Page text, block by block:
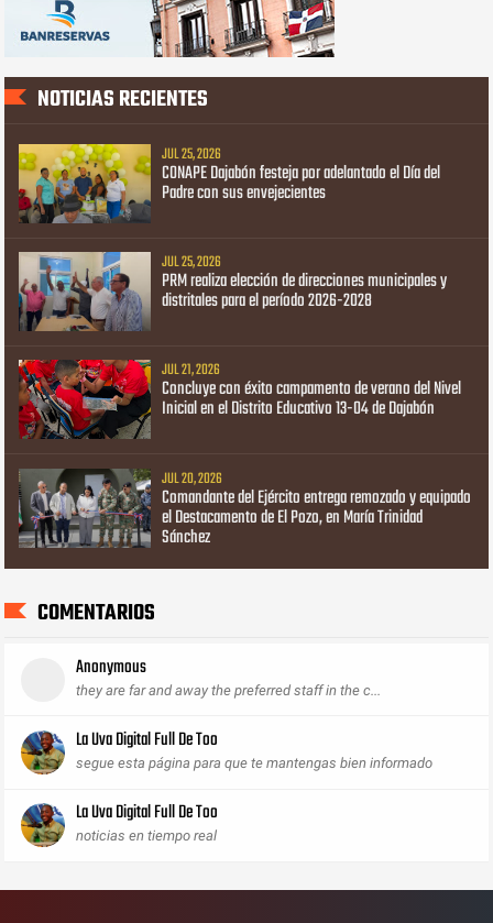
NOTICIAS RECIENTES
JUL 25, 2026
CONAPE Dajabón festeja por adelantado el Día del
Padre con sus envejecientes
JUL 25, 2026
PRM realiza elección de direcciones municipales y
distritales para el período 2026-2028
JUL 21, 2026
Concluye con éxito campamento de verano del Nivel
Inicial en el Distrito Educativo 13-04 de Dajabón
JUL 20, 2026
Comandante del Ejército entrega remozado y equipado
el Destacamento de El Pozo, en María Trinidad
Sánchez
COMENTARIOS
Anonymous
they are far and away the preferred staff in the c...
La Uva Digital Full De Too
segue esta página para que te mantengas bien informado
La Uva Digital Full De Too
noticias en tiempo real